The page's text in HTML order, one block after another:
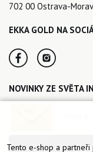
702 00 Ostrava-
EKKA GOLD NA
NOVINKY ZE SVĚTA
Tento e-shop a partneři